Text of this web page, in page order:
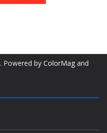
. Powered by ColorMag and